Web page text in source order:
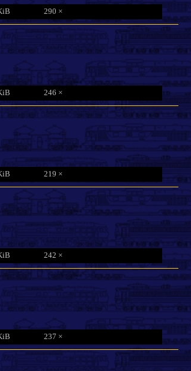
290 ×
246 ×
219 ×
242 ×
237 ×